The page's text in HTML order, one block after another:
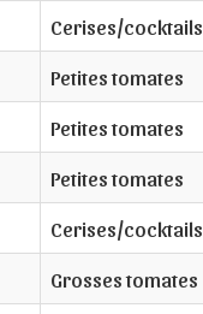
Cerises/cocktails
Petites tomates
Petites tomates
Petites tomates
Cerises/cocktails
Grosses tomates